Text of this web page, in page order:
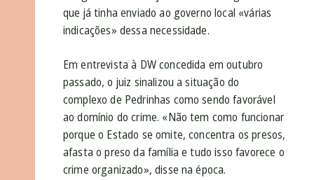
que já tinha enviado ao governo local «várias
indicações» dessa necessidade.
Em entrevista à DW concedida em outubro
passado, o juiz sinalizou a situação do
complexo de Pedrinhas como sendo favorável
ao domínio do crime. «Não tem como funcionar
porque o Estado se omite, concentra os presos,
afasta o preso da família e tudo isso favorece o
crime organizado», disse na época.